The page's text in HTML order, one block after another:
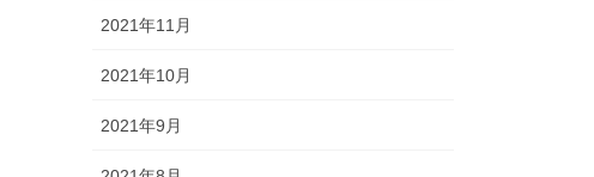
2021年11月
2021年10月
2021年9月